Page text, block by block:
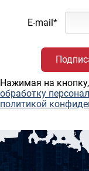
E-mail*
Нажимая на
обработку
политикой